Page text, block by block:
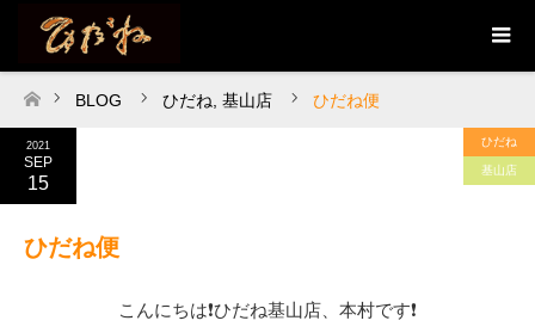
ホーム
BLOG ひだね 基山店 ひだね便
2021
SEP
15
ひだね
基山店
ひだね便
こんにちは❗ひだね基山店、本村です❗